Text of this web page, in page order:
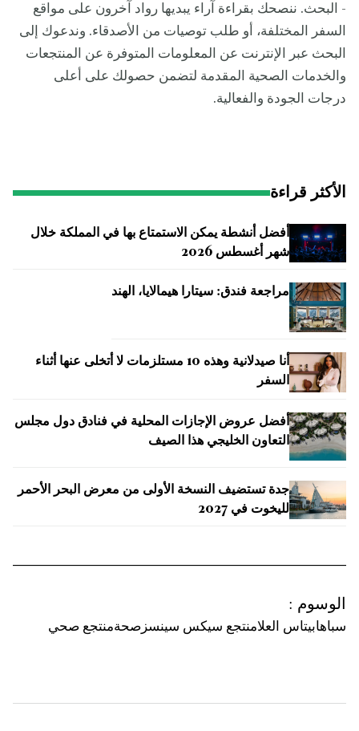
- البحث. ننصحك بقراءة آراء يبديها رواد آخرون على مواقع
السفر المختلفة، أو طلب توصيات من الأصدقاء. وندعوك إلى
البحث عبر الإنترنت عن المعلومات المتوفرة عن المنتجعات
والخدمات الصحية المقدمة لتضمن حصولك على أعلى
درجات الجودة والفعالية.
الأكثر قراءة
أفضل أنشطة يمكن الاستمتاع بها في المملكة خلال
شهر أغسطس 2026
مراجعة فندق: سيتارا هيمالايا، الهند
أنا صيدلانية وهذه 10 مستلزمات لا أتخلى عنها أثناء
السفر
أفضل عروض الإجازات المحلية في فنادق دول مجلس
التعاون الخليجي هذا الصيف
جدة تستضيف النسخة الأولى من معرض البحر الأحمر
لليخوت في 2027
الوسوم :
سباهابيتاس العلامنتجع سيكس سينسز صحةمنتجع صحي